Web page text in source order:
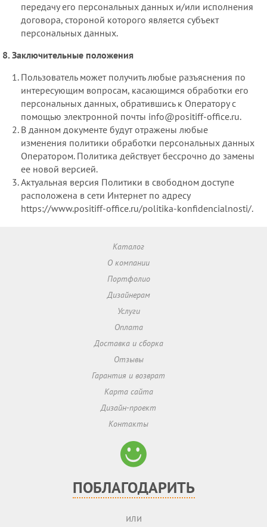
передачу его персональных данных и/или исполнения
договора, стороной которого является субъект
персональных данных.
Заключительные положения
Пользователь может получить любые разъяснения по
интересующим вопросам, касающимся обработки его
персональных данных, обратившись к Оператору с
помощью электронной почты info@positiff-office.ru.
В данном документе будут отражены любые
изменения политики обработки персональных данных
Оператором. Политика действует бессрочно до замены
ее новой версией.
Актуальная версия Политики в свободном доступе
расположена в сети Интернет по адресу
https://www.positiff-office.ru/politika-konfidencialnosti/.
Каталог
О компании
Портфолио
Дизайнерам
Услуги
Оплата
Доставка и сборка
Отзывы
Гарантия и возврат
Карта сайта
Дизайн-проект
Контакты
ПОБЛАГОДАРИТЬ
или